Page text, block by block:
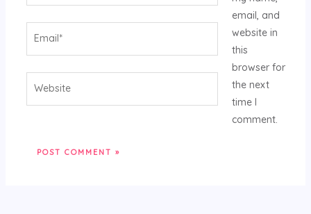
email, and
website in
this
browser for
the next
time I
comment.